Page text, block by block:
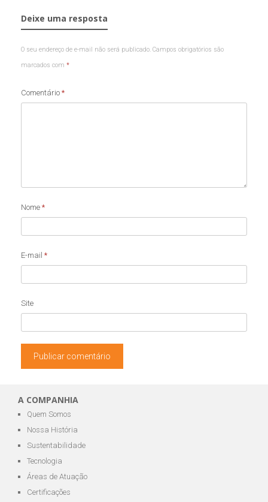
Deixe uma resposta
O seu endereço de e-mail não será publicado. Campos obrigatórios são
marcados com *
Comentário *
Nome *
E-mail *
Site
A COMPANHIA
Quem Somos
Nossa História
Sustentabilidade
Tecnologia
Áreas de Atuação
Certificações